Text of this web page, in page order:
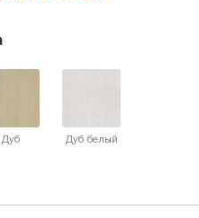
Дуб Дуб белый